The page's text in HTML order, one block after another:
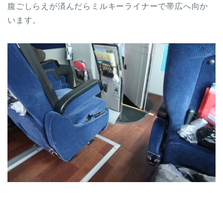
腹ごしらえが済んだらミルキーライナーで帯広へ向か
います。